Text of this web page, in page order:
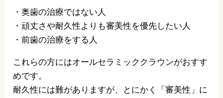
・奥歯の治療ではない人
・頑丈さや耐久性よりも審美性を優先したい人
・前歯の治療をする人
これらの方にはオールセラミッククラウンがおすす
めです。
耐久性には難がありますが、とにかく「審美性」に